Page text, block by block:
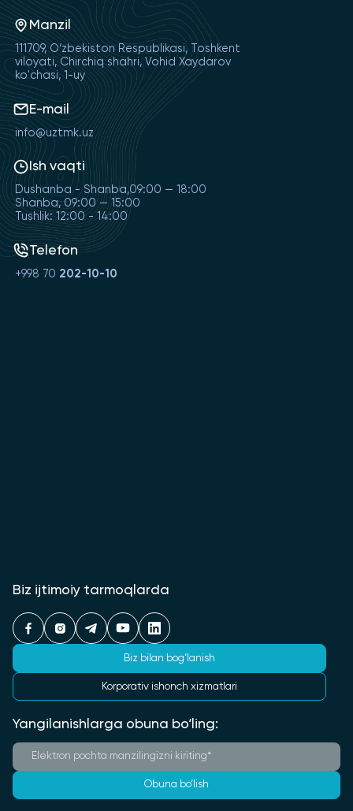
Manzil
111709, O‘zbekiston Respublikasi, Toshkent
viloyati, Chirchiq shahri, Vohid Xaydarov
ko'chasi, 1-uy
E-mail
info@uztmk.uz
Ish vaqti
Dushanba - Shanba,09:00 — 18:00
Shanba, 09:00 — 15:00
Tushlik: 12:00 - 14:00
Telefon
+998 70 202-10-10
Biz ijtimoiy tarmoqlarda
Biz bilan bog‘lanish
Korporativ ishonch xizmatlari
Yangilanishlarga obuna bo‘ling:
Obuna bo‘lish